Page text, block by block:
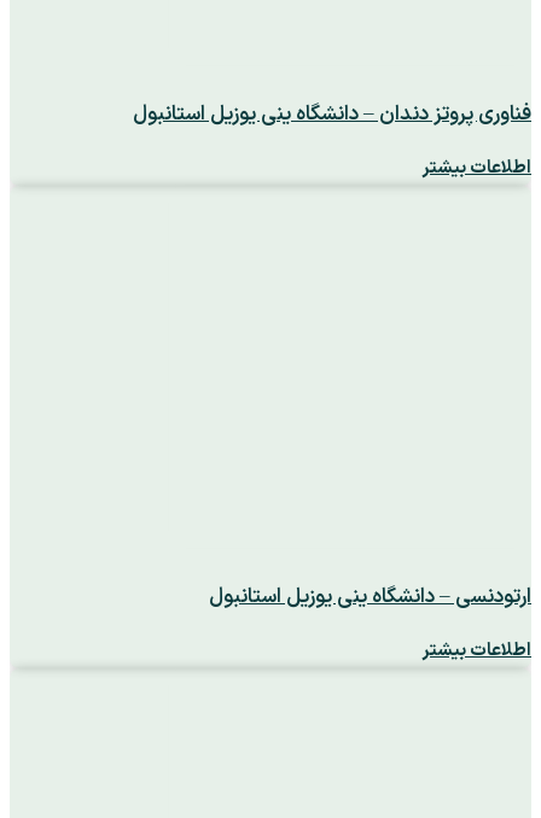
فناوری پروتز دندان – دانشگاه ینی یوزیل استانبول
اطلاعات بیشتر
ارتودنسی – دانشگاه ینی یوزیل استانبول
اطلاعات بیشتر